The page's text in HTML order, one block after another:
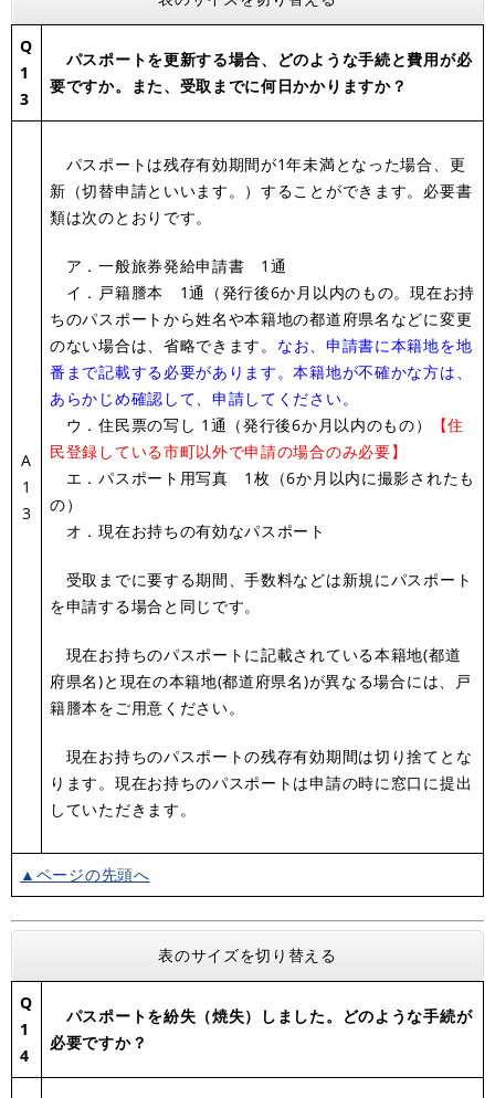
Q
1
3
パスポートを更新する場合、どのような手続と費用が必
要ですか。また、受取までに何日かかりますか？
A
1
3
パスポートは残存有効期間が1年未満となった場合、更
新（切替申請といいます。）することができます。必要書
類は次のとおりです。
ア．一般旅券発給申請書 1通
イ．戸籍謄本 1通（発行後6か月以内のもの。現在お持
ちのパスポートから姓名や本籍地の都道府県名などに変更
のない場合は、省略できます。 なお、申請書に本籍地を地
番まで記載する必要があります。本籍地が不確かな方は、
あらかじめ確認して、申請してください。
ウ．住民票の写し 1通（発行後6か月以内のもの）
【住
民登録している市町以外で申請の場合のみ必要】
エ．パスポート用写真 1枚（6か月以内に撮影されたも
の）
オ．現在お持ちの有効なパスポート
受取までに要する期間、手数料などは新規にパスポート
を申請する場合と同じです。
現在お持ちのパスポートに記載されている本籍地(都道
府県名)と現在の本籍地(都道府県名)が異なる場合には、戸
籍謄本をご用意ください。
現在お持ちのパスポートの残存有効期間は切り捨てとな
ります。現在お持ちのパスポートは申請の時に窓口に提出
していただきます。
▲ページの先頭へ
表のサイズを切り替える
Q
1
4
パスポートを紛失（焼失）しました。どのような手続が
必要ですか？